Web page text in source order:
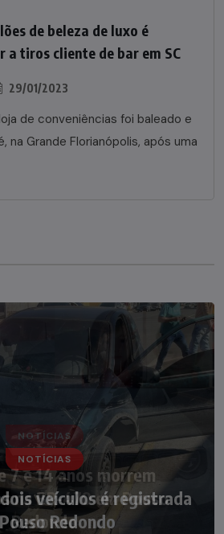
de beleza de luxo é
a tiros cliente de bar em SC
29/01/2023
de conveniências foi baleado e
na Grande Florianópolis, após uma
NOTÍCIAS
7 e 14 anos morrem
na BR-470 em Pouso
Redondo